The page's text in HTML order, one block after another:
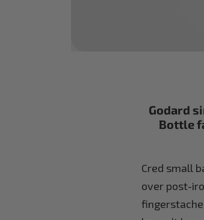
Godard
Bottle
Cred small
over post-